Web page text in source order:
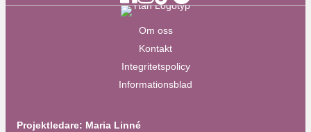
Om oss
Kontakt
Integritetspolicy
Informationsblad
Projektledare: Maria Linné